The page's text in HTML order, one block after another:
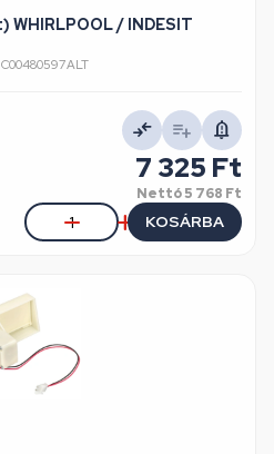
/ INDESIT
7 325 Ft
Nettó5 768 Ft
KOSÁRBA